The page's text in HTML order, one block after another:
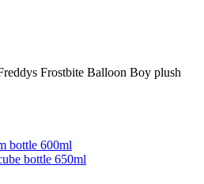
Frostbite Balloon Boy plush
bottle 600ml
bottle 650ml